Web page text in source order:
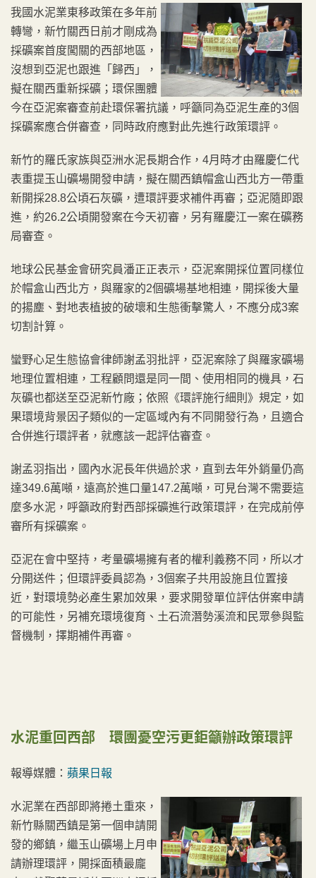
我國水泥業東移政策在多年前
轉彎，新竹關西日前才剛成為
採礦案首度闖關的西部地區，
沒想到亞泥也跟進「歸西」，
擬在關西重新採礦；環保團體
今在亞泥案審查前赴環保署抗議，呼籲同為亞泥生產的3個
採礦案應合併審查，同時政府應對此先進行政策環評。
新竹的羅氏家族與亞洲水泥長期合作，4月時才由羅慶仁代
表重提玉山礦場開發申請，擬在關西鎮帽盒山西北方一帶重
新開採28.8公頃石灰礦，遭環評要求補件再審；亞泥隨即跟
進，約26.2公頃開發案在今天初審，另有羅慶江一案在礦務
局審查。
地球公民基金會研究員潘正正表示，亞泥案開採位置同樣位
於帽盒山西北方，與羅家的2個礦場基地相連，開採後大量
的揚塵、對地表植披的破壞和生態衝擊驚人，不應分成3案
切割計算。
蠻野心足生態協會律師謝孟羽批評，亞泥案除了與羅家礦場
地理位置相連，工程顧問還是同一間、使用相同的機具，石
灰礦也都送至亞泥新竹廠；依照《環評施行細則》規定，如
果環境背景因子類似的一定區域內有不同開發行為，且適合
合併進行環評者，就應該一起評估審查。
謝孟羽指出，國內水泥長年供過於求，直到去年外銷量仍高
達349.6萬噸，遠高於進口量147.2萬噸，可見台灣不需要這
麼多水泥，呼籲政府對西部採礦進行政策環評，在完成前停
審所有採礦案。
亞泥在會中堅持，考量礦場擁有者的權利義務不同，所以才
分開送件；但環評委員認為，3個案子共用設施且位置接
近，對環境勢必產生累加效果，要求開發單位評估併案申請
的可能性，另補充環境復育、土石流潛勢溪流和民眾參與監
督機制，擇期補件再審。
水泥重回西部 環團憂空污更鉅籲辦政策環評
報導媒體： 蘋果日報
水泥業在西部即將捲土重來，
新竹縣關西鎮是第一個申請開
發的鄉鎮，繼玉山礦場上月申
請辦理環評，開採面積最龐